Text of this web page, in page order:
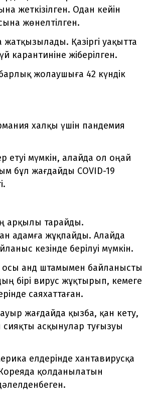
жеткізілген. Одан кейін
жөнелтілген.
Қазіргі уақытта
карантиніне жіберілген.
жолаушыға 42 күндік
халқы үшін пандемия
етуі мүмкін, алайда ол оңай
бұл жағдайды COVID-19
арқылы тарайды.
адамға жұқпайды. Алайда
кезінде берілуі мүмкін.
осы анд штамымен байланысты
бірі вирус жұқтырып, кемеге
саяхаттаған.
жағдайда қызба, қан кету,
сияқты асқынулар туғызуы
елдерінде хантавирусқа
қолданылатын